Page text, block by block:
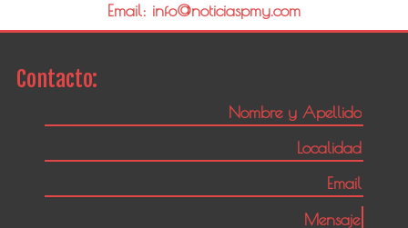
Email: info@noticiaspmy.com
Contacto: